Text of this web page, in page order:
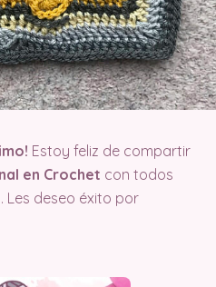
Estoy feliz de compartir
en Crochet con todos
deseo éxito por